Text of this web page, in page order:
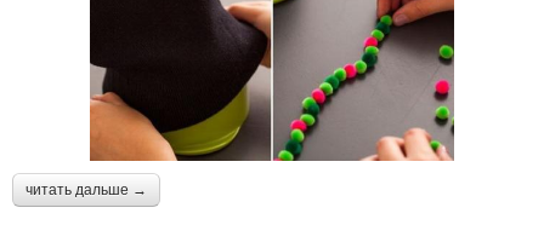
читать дальше →